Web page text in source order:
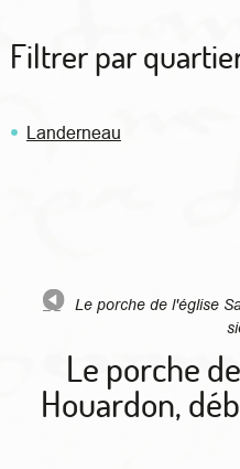
Filtrer par
Landerneau
Le porche
Houardon,